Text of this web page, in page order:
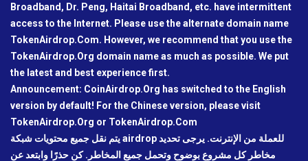
Broadband, Dr. Peng, Haitai Broadband, etc. have intermittent
access to the Internet. Please use the alternate domain name
TokenAirdrop.Com. However, we recommend that you use the
TokenAirdrop.Org domain name as much as possible. We put
the latest and best experience first.
Announcement: CoinAirdrop.Org has switched to the English
version by default! For the Chinese version, please visit
TokenAirdrop.Org or TokenAirdrop.Com
يتم نقل جميع محتويات شبكة airdrop للعملة من الإنترنت. يرجى تحديد
مخاطر كل مشروع بوضوح وتحمل جميع المخاطر. كن حذرًا وابتعد عن